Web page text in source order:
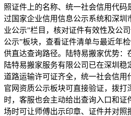
照证件上的名称、统一社会信用代码
过国家企业信用信息公示系统和深圳
业公示”栏目，核对证件有效性及公
公示”板块，查看证件清单与最近年
供直达查询路径。陆特易搬家优势：
陆特易搬家服务有限公司已在深圳稳
道路运输许可证齐全，统一社会信用
官网资质公示板块可直接验证，拨打
时，客服也会主动给出查询入口和证
场时可让师傅出示印章、证件并对照